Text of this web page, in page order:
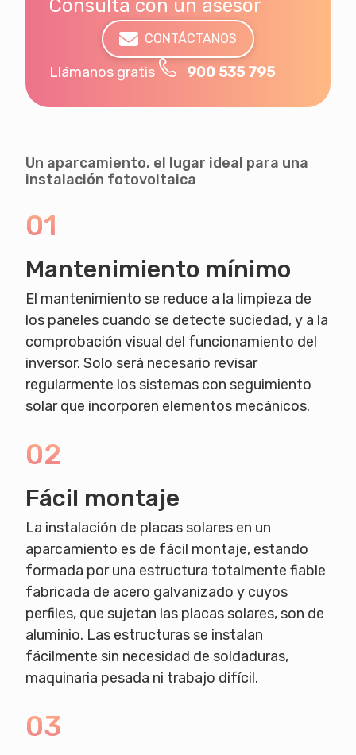
Consulta con un asesor
CONTÁCTANOS
Llámanos gratis 900 535 795
Un aparcamiento, el lugar ideal para una
instalación fotovoltaica
01
Mantenimiento mínimo
El mantenimiento se reduce a la limpieza de
los paneles cuando se detecte suciedad, y a la
comprobación visual del funcionamiento del
inversor. Solo será necesario revisar
regularmente los sistemas con seguimiento
solar que incorporen elementos mecánicos.
02
Fácil montaje
La instalación de placas solares en un
aparcamiento es de fácil montaje, estando
formada por una estructura totalmente fiable
fabricada de acero galvanizado y cuyos
perfiles, que sujetan las placas solares, son de
aluminio. Las estructuras se instalan
fácilmente sin necesidad de soldaduras,
maquinaria pesada ni trabajo difícil.
03